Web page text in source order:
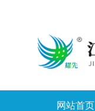
网站首页